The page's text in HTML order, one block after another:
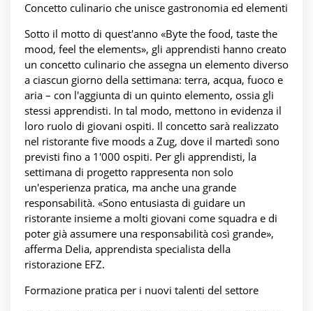
Concetto culinario che unisce gastronomia ed elementi
Sotto il motto di quest'anno «Byte the food, taste the
mood, feel the elements», gli apprendisti hanno creato
un concetto culinario che assegna un elemento diverso
a ciascun giorno della settimana: terra, acqua, fuoco e
aria – con l'aggiunta di un quinto elemento, ossia gli
stessi apprendisti. In tal modo, mettono in evidenza il
loro ruolo di giovani ospiti. Il concetto sarà realizzato
nel ristorante five moods a Zug, dove il martedì sono
previsti fino a 1'000 ospiti. Per gli apprendisti, la
settimana di progetto rappresenta non solo
un'esperienza pratica, ma anche una grande
responsabilità. «Sono entusiasta di guidare un
ristorante insieme a molti giovani come squadra e di
poter già assumere una responsabilità così grande»,
afferma Delia, apprendista specialista della
ristorazione EFZ.
Formazione pratica per i nuovi talenti del settore